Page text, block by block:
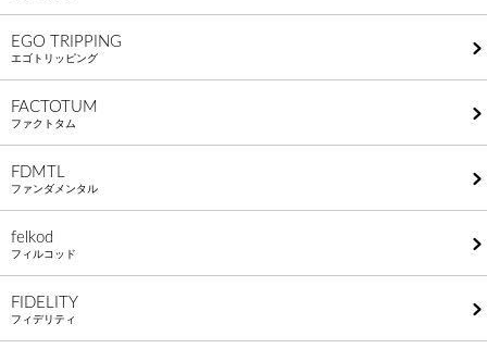
EGO TRIPPING
エゴトリッピング
FACTOTUM
ファクトタム
FDMTL
ファンダメンタル
felkod
フィルコッド
FIDELITY
フィデリティ